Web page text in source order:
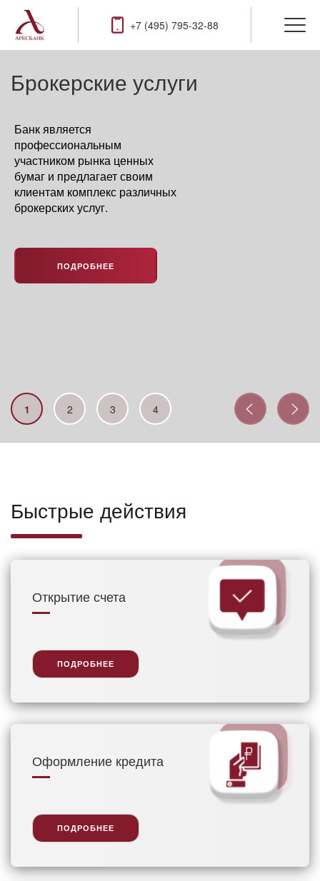
+7 (495) 795-32-88
Брокерские услуги
Банк является
профессиональным
участником рынка ценных
бумаг и предлагает своим
клиентам комплекс различных
брокерских услуг.
ПОДРОБНЕЕ
1 2 3 4
Быстрые действия
Открытие счета
ПОДРОБНЕЕ
Оформление кредита
ПОДРОБНЕЕ